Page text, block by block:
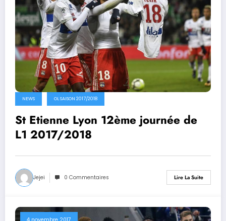
NEWS OL SAISON 2017/2018
St Etienne Lyon 12ème journée de
L1 2017/2018
Jejei 0 Commentaires Lire La Suite